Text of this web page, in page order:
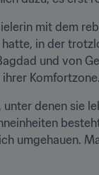
mit dem
in der
und von
Komfortzone.
denen sie
umgehauen.